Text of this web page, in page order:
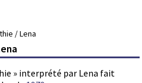
/ Lena
» interprété par Lena fait